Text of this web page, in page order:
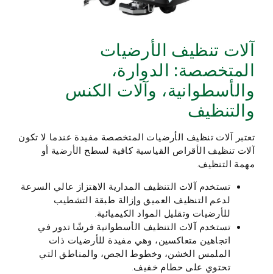
آلات تنظيف الأرضيات
المتخصصة: الدوارة،
والأسطوانية، وآلات الكنس
والتنظيف
تعتبر آلات تنظيف الأرضيات المتخصصة مفيدة عندما لا تكون
آلات تنظيف الأقراص القياسية كافية لسطح الأرضية أو
مهمة التنظيف.
تستخدم آلات التنظيف المدارية الاهتزاز عالي السرعة
لدعم التنظيف العميق وإزالة طبقة التشطيب
للأرضيات وتقليل المواد الكيميائية.
تستخدم آلات التنظيف الأسطوانية فرشًا تدور في
اتجاهين متعاكسين، وهي مفيدة للأرضيات ذات
الملمس الخشن، وخطوط الجص، والمناطق التي
تحتوي على حطام خفيف.